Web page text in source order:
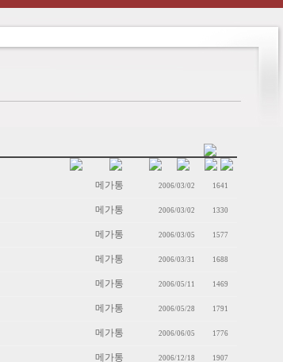
메가통 2006/03/02 1641
메가통 2006/03/02 1330
메가통 2006/03/05 1577
메가통 2006/03/31 1688
메가통 2006/05/11 1469
메가통 2006/05/28 1791
메가통 2006/06/05 1776
메가통 2006/12/18 1907